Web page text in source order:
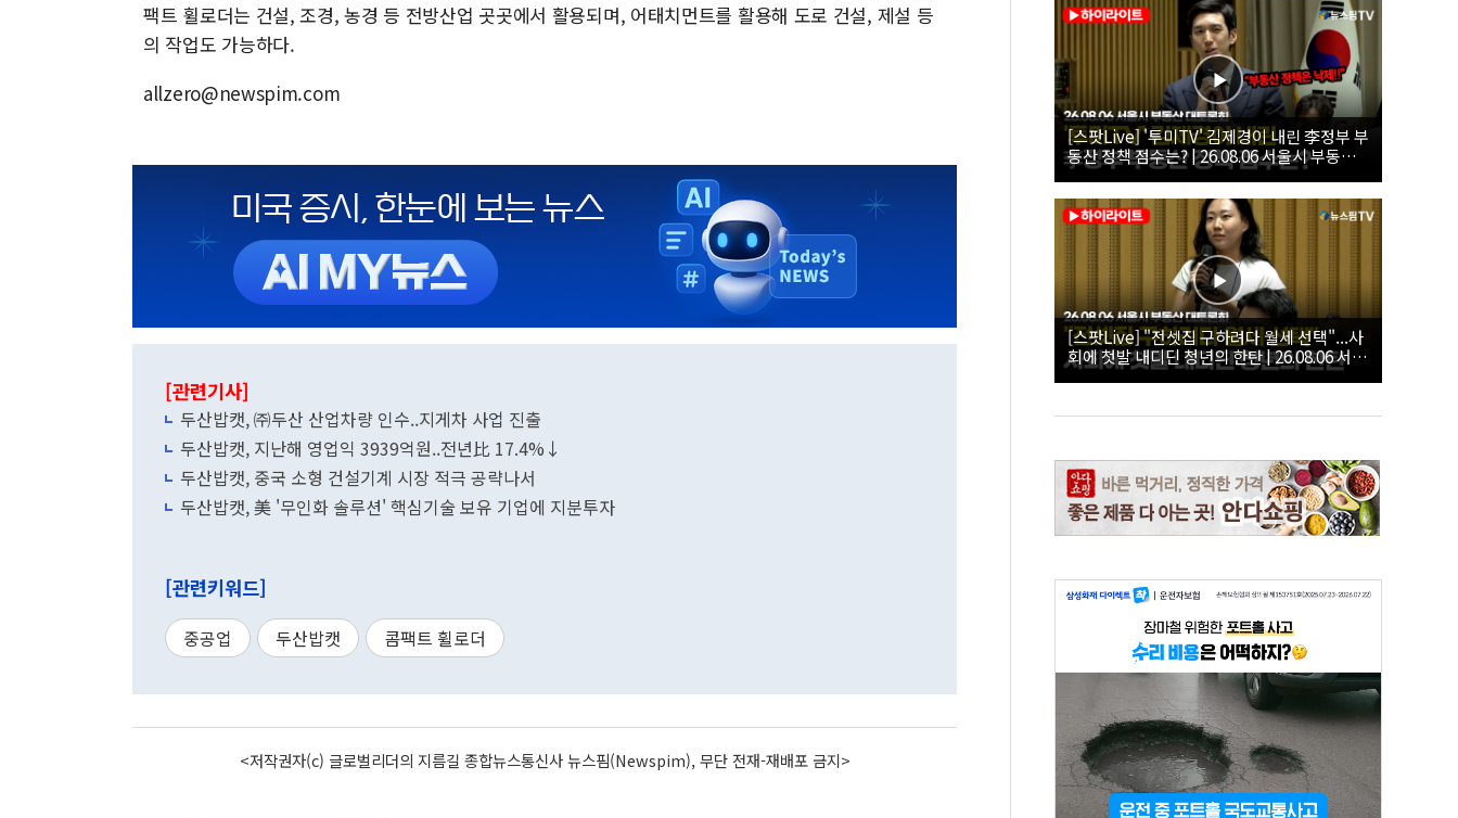
팩트 휠로더는 건설, 조경, 농경 등 전방산업 곳곳에서 활용되며, 어태치먼트를 활용해 도로 건설, 제설 등
의 작업도 가능하다.
allzero@newspim.com
[관련기사]
두산밥캣, ㈜두산 산업차량 인수..지게차 사업 진출
두산밥캣, 지난해 영업익 3939억원..전년比 17.4%↓
두산밥캣, 중국 소형 건설기계 시장 적극 공략나서
두산밥캣, 美 '무인화 솔루션' 핵심기술 보유 기업에 지분투자
[관련키워드]
중공업 두산밥캣 콤팩트 휠로더
<저작권자(c) 글로벌리더의 지름길 종합뉴스통신사 뉴스핌(Newspim), 무단 전재-재배포 금지>
[스팟Live] '투미TV' 김제경이 내린 李정부 부
동산 정책 점수는? | 26.08.06 서울시 부동산
대토론회
[스팟Live] "전셋집 구하려다 월세 선택"...사
회에 첫발 내디딘 청년의 한탄 | 26.08.06 서울
시 부동산 대토론회